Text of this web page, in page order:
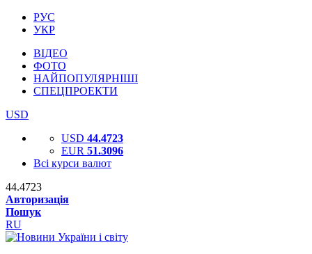
РУС
УКР
ВІДЕО
ФОТО
НАЙПОПУЛЯРНІШІ
СПЕЦПРОЕКТИ
USD
USD 44.4723
EUR 51.3096
Всі курси валют
44.4723
Авторизація
Пошук
RU